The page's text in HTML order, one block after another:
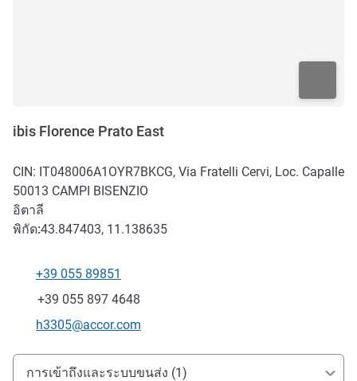
ibis Florence Prato East
CIN: IT048006A1OYR7BKCG, Via Fratelli Cervi, Loc. Capalle
50013 CAMPI BISENZIO
อิตาลี
พิกัด:43.847403, 11.138635
โทรศัพท์
+39 055 89851
แฟกซ์
+39 055 897 4648
อีเมลติดต่อ
h3305@accor.com
การเข้าถึงและการเดินทาง
การเข้าถึงและระบบขนส่ง (1)